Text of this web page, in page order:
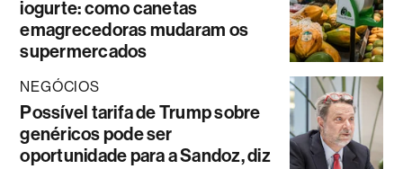
iogurte: como canetas
emagrecedoras mudaram os
supermercados
NEGÓCIOS
Possível tarifa de Trump sobre
genéricos pode ser
oportunidade para a Sandoz, diz